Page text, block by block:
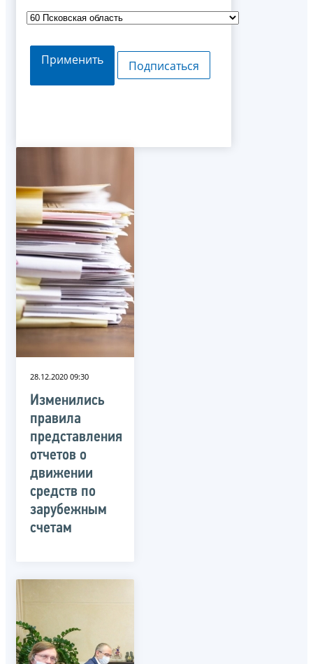
Применить Подписаться
28.12.2020 09:30
Изменились
правила
представления
отчетов о
движении
средств по
зарубежным
счетам